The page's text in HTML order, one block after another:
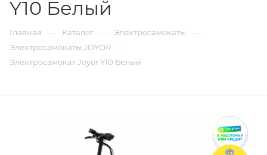
Y10 Белый
Главная — Каталог — Электросамокаты —
Электросамокаты JOYOR —
Электросамокат Joyor Y10 Белый